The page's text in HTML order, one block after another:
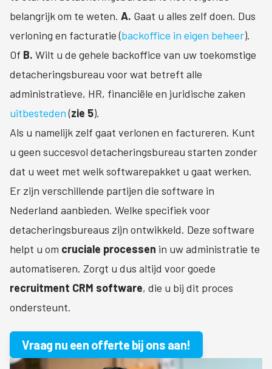
belangrijk om te weten. A. Gaat u alles zelf doen. Dus
verloning en facturatie (backoffice in eigen beheer).
Of B. Wilt u de gehele backoffice van uw toekomstige
detacheringsbureau voor wat betreft alle
administratieve, HR, financiële en juridische zaken
uitbesteden(zie 5).
Als u namelijk zelf gaat verlonen en factureren. Kunt
u geen succesvol detacheringsbureau starten zonder
dat u weet met welk softwarepakket u gaat werken.
Er zijn verschillende partijen die software in
Nederland aanbieden. Welke specifiek voor
detacheringsbureaus zijn ontwikkeld. Deze software
helpt u om cruciale processen in uw administratie te
automatiseren. Zorgt u dus altijd voor goede
recruitment CRM software, die u bij dit proces
ondersteunt.
Vraag nu een offerte bij ons aan!